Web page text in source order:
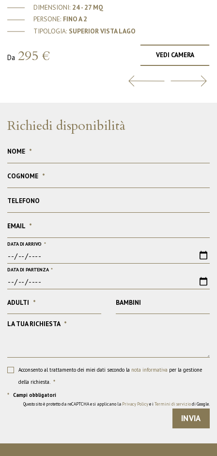
DIMENSIONI: 24 - 27 MQ
PERSONE: FINO A 2
TIPOLOGIA: SUPERIOR VISTA LAGO
Da 295 € VEDI CAMERA
Richiedi disponibilità
NOME *
COGNOME *
TELEFONO
EMAIL *
DATA DI ARRIVO *
DATA DI PARTENZA *
ADULTI * BAMBINI
LA TUA RICHIESTA *
Acconsento al trattamento dei miei dati secondo la nota informativa per la gestione
della richiesta. *
* Campi obbligatori
Questo sito è protetto da reCAPTCHA e si applicano la Privacy Policye i Termini di serviziodi Google.
INVIA